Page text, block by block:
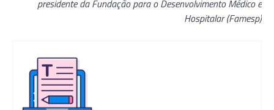
presidente da Fundação para o Desenvolvimento Médico e
Hospitalar (Famesp)